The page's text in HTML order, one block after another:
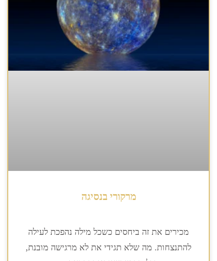
מרקורי בנסיגה
מכירים את זה ביחסים כשכל מילה נהפכת לעילה
להתנצחות. מה שלא תגידי את לא מרגישה מובנת,